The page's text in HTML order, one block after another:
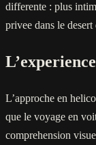
differente : plus
privee dans le desert
L’approche en
que le voyage en
comprehension